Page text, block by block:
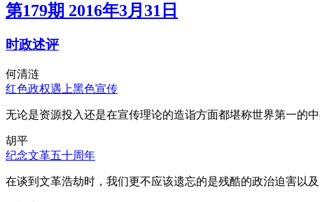
第179期 2016年3月31日
时政述评
何清涟
红色政权遇上黑色宣传
无论是资源投入还是在宣传理论的造诣方面都堪称世界第一的
胡平
纪念文革五十周年
在谈到文革浩劫时，我们更不应该遗忘的是残酷的政治迫害以